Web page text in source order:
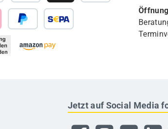
Jetzt auf Social Media